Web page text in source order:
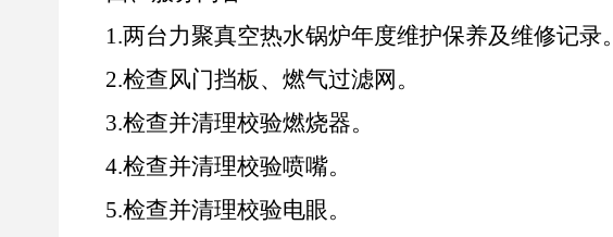
1.两台力聚真空热水锅炉年度维护保养及维修记录。
2.检查风门挡板、燃气过滤网。
3.检查并清理校验燃烧器。
4.检查并清理校验喷嘴。
5.检查并清理校验电眼。